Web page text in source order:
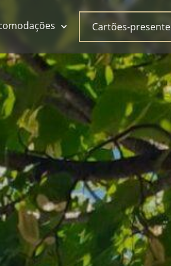
Cartões-presente